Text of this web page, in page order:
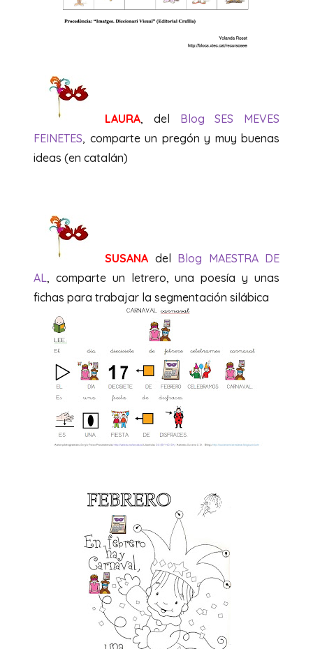
LAURA, del Blog SES MEVES
FEINETES, comparte un pregón y muy buenas
ideas (en catalán)
SUSANA del Blog MAESTRA DE
AL, comparte un letrero, una poesía y unas
fichas para trabajar la segmentación silábica